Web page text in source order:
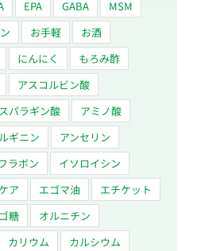
EPA GABA
MSM
お手軽
お酒
にんにく
もろみ酢
アスコルビン酸
パラギン酸
アミノ酸
ギニン
アンセリン
ラボン
イソロイシン
ア エゴマ油
エチケット
糖
オルニチン
カリウム
カルシウム